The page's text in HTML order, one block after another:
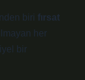
biri fırsat
her
bir